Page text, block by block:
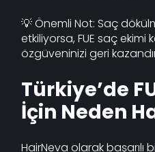
💡 Önemli Not: Saç
etkiliyorsa, FUE saç ekimi
özgüveninizi geri
Türkiye’de
İçin Neden
HairNeva olarak başarılı